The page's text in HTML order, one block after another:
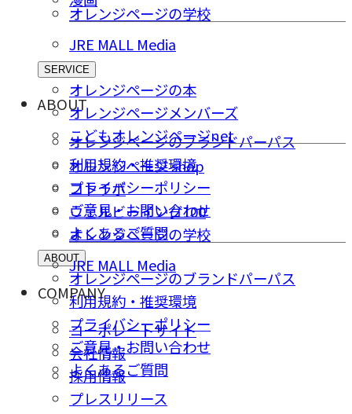
オレンジページの学校
JRE MALL Media
SERVICE
オレンジページの本
オレンジページメンバーズ
こどもオレンジページnet
オレンジページ shop
コトラボ
ウェルビーイング100
オレンジページの学校
JRE MALL Media
ABOUT
オレンジページのブランドパーパス
利用規約・推奨環境
プライバシーポリシー
ご意⾒・お問い合わせ
よくあるご質問
ABOUT
オレンジページのブランドパーパス
利用規約・推奨環境
プライバシーポリシー
ご意⾒・お問い合わせ
よくあるご質問
COMPANY
コーポレートサイト
会社情報
採⽤情報
プレスリリース